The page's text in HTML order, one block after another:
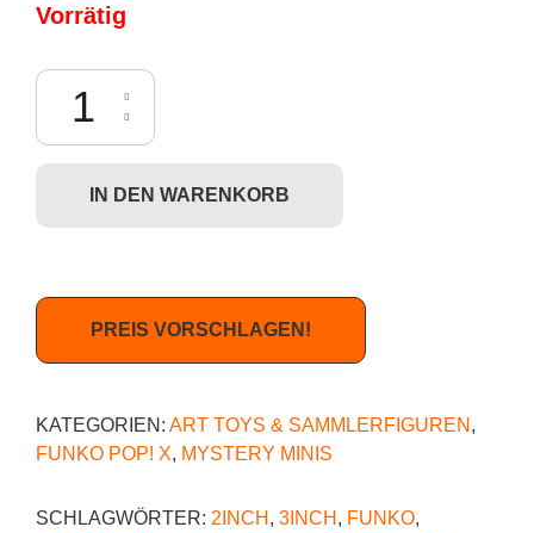
Vorrätig
Funko Mystery Minis: Naruto Shippuden - Shikamaru Nara Menge
IN DEN WARENKORB
PREIS VORSCHLAGEN!
KATEGORIEN: ART TOYS & SAMMLERFIGUREN ,
FUNKO POP! X, MYSTERY MINIS
SCHLAGWÖRTER: 2INCH , 3INCH , FUNKO,